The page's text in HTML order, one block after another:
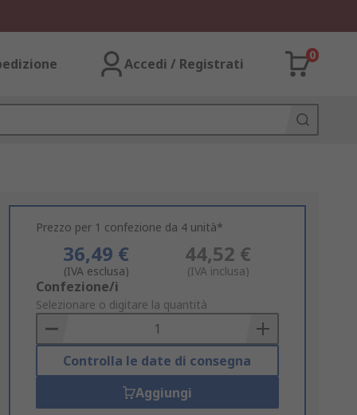
Accedi / Registrati
0
Prezzo per 1 confezione da 4 unità*
36,49 €
(IVA esclusa)
44,52 €
(IVA inclusa)
Add
to
Basket
Confezione/i
Selezionare o digitare la quantità
Controlla le date di consegna
Aggiungi